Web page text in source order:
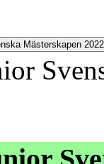
Mästerskapen 2022